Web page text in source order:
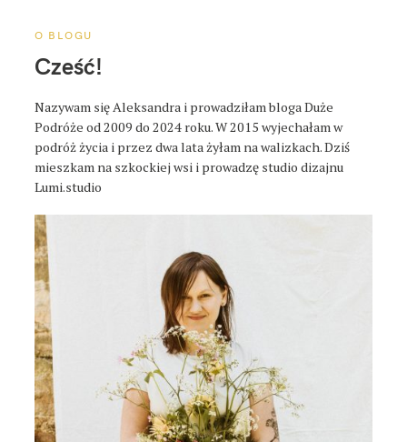
O BLOGU
Cześć!
Nazywam się Aleksandra i prowadziłam bloga Duże
Podróże od 2009 do 2024 roku. W 2015 wyjechałam w
podróż życia i przez dwa lata żyłam na walizkach. Dziś
mieszkam na szkockiej wsi i prowadzę studio dizajnu
Lumi.studio